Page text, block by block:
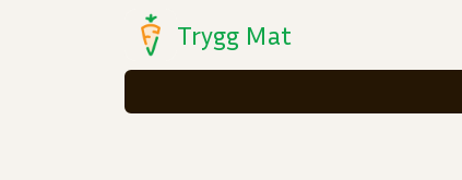
Trygg Mat